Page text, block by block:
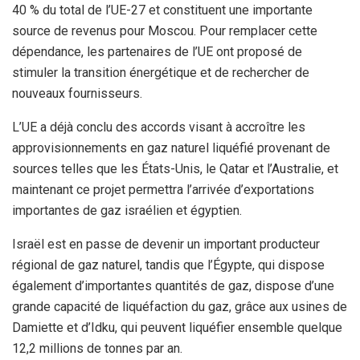
40 % du total de l’UE-27 et constituent une importante
source de revenus pour Moscou. Pour remplacer cette
dépendance, les partenaires de l’UE ont proposé de
stimuler la transition énergétique et de rechercher de
nouveaux fournisseurs.
L’UE a déjà conclu des accords visant à accroître les
approvisionnements en gaz naturel liquéfié provenant de
sources telles que les États-Unis, le Qatar et l’Australie, et
maintenant ce projet permettra l’arrivée d’exportations
importantes de gaz israélien et égyptien.
Israël est en passe de devenir un important producteur
régional de gaz naturel, tandis que l’Égypte, qui dispose
également d’importantes quantités de gaz, dispose d’une
grande capacité de liquéfaction du gaz, grâce aux usines de
Damiette et d’Idku, qui peuvent liquéfier ensemble quelque
12,2 millions de tonnes par an.